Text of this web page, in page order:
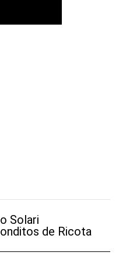
Solari
de Ricota